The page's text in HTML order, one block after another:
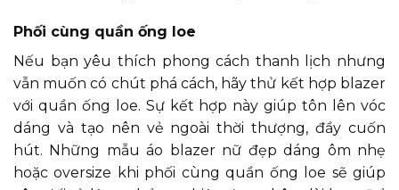
Phối cùng quần ống loe
Nếu bạn yêu thích phong cách thanh lịch nhưng
vẫn muốn có chút phá cách, hãy thử kết hợp blazer
với quần ống loe. Sự kết hợp này giúp tôn lên vóc
dáng và tạo nên vẻ ngoài thời thượng, đầy cuốn
hút. Những mẫu áo blazer nữ đẹp dáng ôm nhẹ
hoặc oversize khi phối cùng quần ống loe sẽ giúp